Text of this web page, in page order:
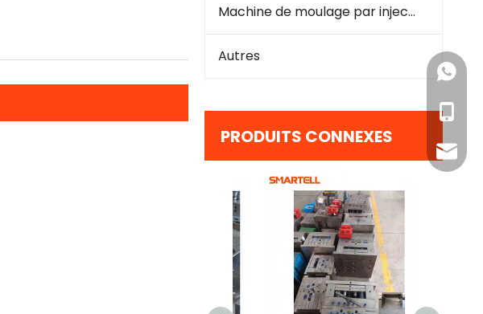
Machine de moulage par injection en plastique
Autres
PRODUITS CONNEXES
+ 86
+86 -